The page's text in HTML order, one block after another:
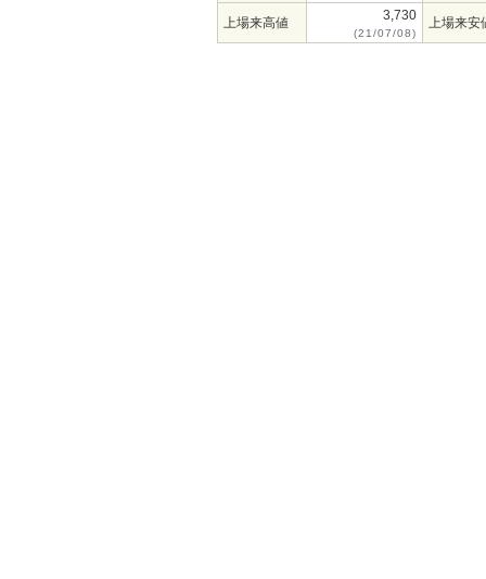
上場来高値 3,730
(21/07/08)
上場来安